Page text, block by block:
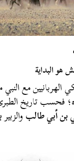
هو البداية
مع
فحسب تاريخ
بن أبي طالبوالزبير